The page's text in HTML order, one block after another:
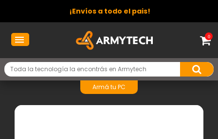
¡Envíos a todo el pais!
0
Armá tu PC